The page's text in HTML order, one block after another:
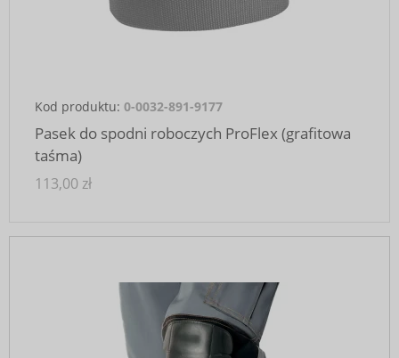
Kod produktu: 0-0032-891-9177
Pasek do spodni roboczych ProFlex (grafitowa
taśma)
113,00 zł